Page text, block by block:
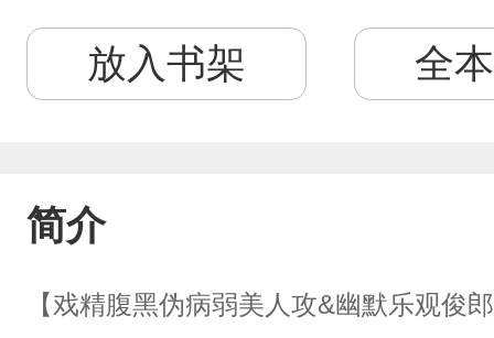
放入书架 全
简介
【戏精腹黑伪病弱美人攻&幽默乐观俊